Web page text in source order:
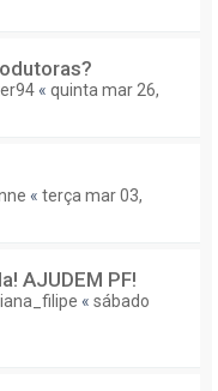
« quinta mar 26,
« terça mar 03,
AJUDEM PF!
« sábado